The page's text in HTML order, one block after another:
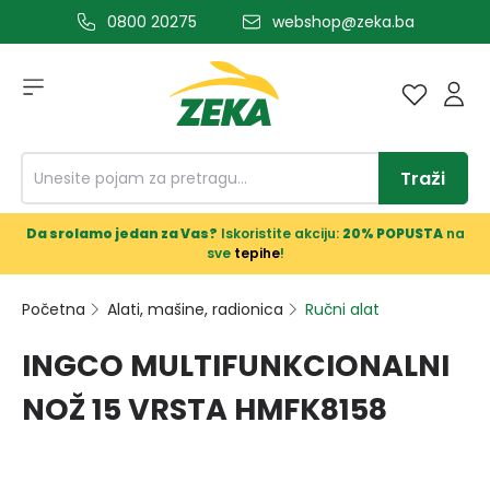
glavni sadržaj0800 20275 webshop@zeka.ba
Traži
Da srolamo jedan za Vas? Iskoristite akciju: 20% POPUSTAna
sve tepihe!
Početna Alati, mašine, radionica Ručni alat
INGCO MULTIFUNKCIONALNI
NOŽ 15 VRSTA HMFK8158